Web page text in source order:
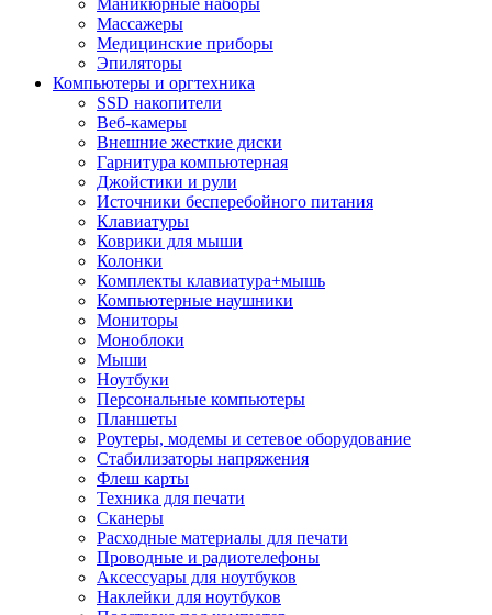
Маникюрные наборы
Массажеры
Медицинские приборы
Эпиляторы
Компьютеры и оргтехника
SSD накопители
Веб-камеры
Внешние жесткие диски
Гарнитура компьютерная
Джойстики и рули
Источники бесперебойного питания
Клавиатуры
Коврики для мыши
Колонки
Комплекты клавиатура+мышь
Компьютерные наушники
Мониторы
Моноблоки
Мыши
Ноутбуки
Персональные компьютеры
Планшеты
Роутеры, модемы и сетевое оборудование
Стабилизаторы напряжения
Флеш карты
Техника для печати
Сканеры
Расходные материалы для печати
Проводные и радиотелефоны
Аксессуары для ноутбуков
Наклейки для ноутбуков